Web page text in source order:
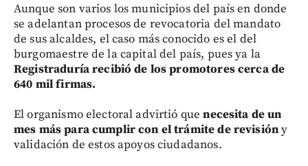
Aunque son varios los municipios del país en donde
se adelantan procesos de revocatoria del mandato
de sus alcaldes, el caso más conocido es el del
burgomaestre de la capital del país, pues ya la
Registraduría recibió de los promotores cerca de
640 mil firmas.
El organismo electoral advirtió quenecesita de un
mes más para cumplir con el trámite de revisióny
validación de estos apoyos ciudadanos.